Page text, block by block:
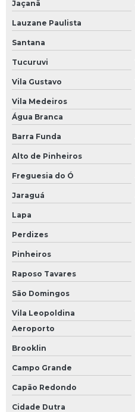
Serviços de gerenciamento de obras
Jaçanã
Lauzane Paulista
Santana
Tucuruvi
Vila Gustavo
Vila Medeiros
Água Branca
Barra Funda
Alto de Pinheiros
Freguesia do Ó
Jaraguá
Lapa
Perdizes
Pinheiros
Raposo Tavares
São Domingos
Vila Leopoldina
Aeroporto
Brooklin
Campo Grande
Capão Redondo
Cidade Dutra